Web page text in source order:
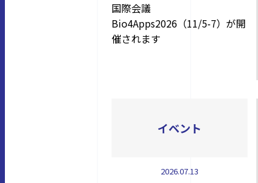
国際会議
Bio4Apps2026（11/5-7）が開
催されます
イベント
2026.07.13